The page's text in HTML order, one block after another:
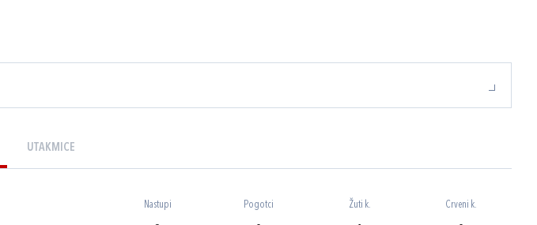
UTAKMICE
Nastupi Pogotci Žuti k. Crveni k.